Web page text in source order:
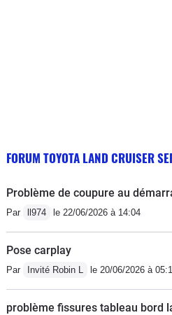
FORUM TOYOTA LAND CRUISER
Problème de coupure au
Par ll974 le 22/06/2026 à 14:04
Pose carplay
Par Invité Robin L le 20/06/2026 à
problème fissures tableau bord